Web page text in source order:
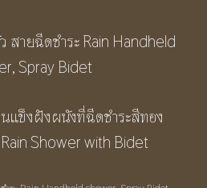
สายฉีดชำระ Rain Handheld
Spray Bidet